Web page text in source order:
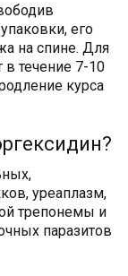
его
на спине. Для
в течение 7-10
курса
уреаплазм,
трепонемы и
паразитов